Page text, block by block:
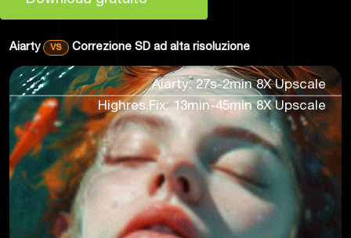
Aiarty vs Correzione SD ad alta risoluzione
Aiarty: 27s-2min 8X Upscale
Highres.Fix: 13min-45min 8X Upscale